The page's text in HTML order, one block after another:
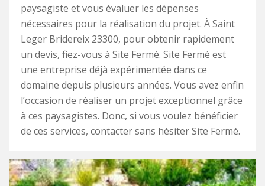
paysagiste et vous évaluer les dépenses
nécessaires pour la réalisation du projet. À Saint
Leger Bridereix 23300, pour obtenir rapidement
un devis, fiez-vous à Site Fermé. Site Fermé est
une entreprise déjà expérimentée dans ce
domaine depuis plusieurs années. Vous avez enfin
l’occasion de réaliser un projet exceptionnel grâce
à ces paysagistes. Donc, si vous voulez bénéficier
de ces services, contacter sans hésiter Site Fermé.